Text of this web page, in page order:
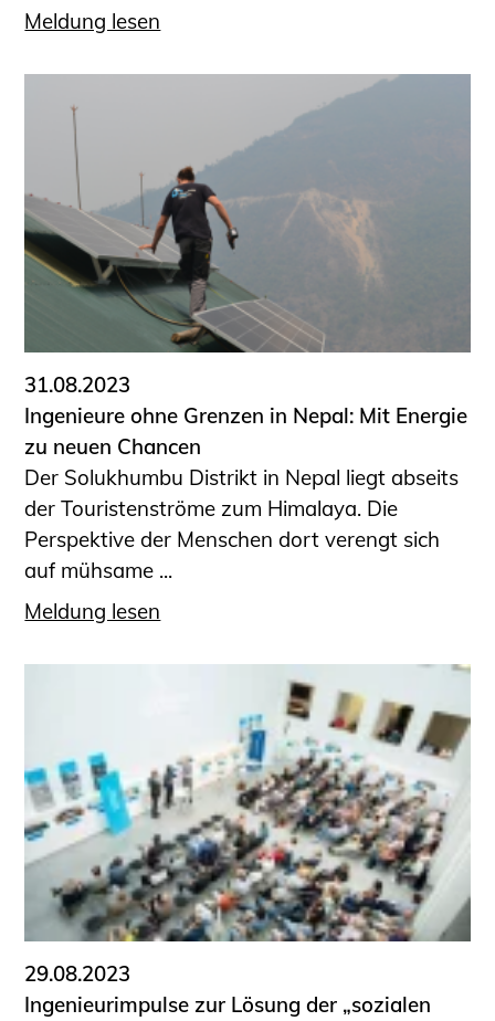
Meldung lesen
31.08.2023
Ingenieure ohne Grenzen in Nepal: Mit Energie
zu neuen Chancen
Der Solukhumbu Distrikt in Nepal liegt abseits
der Touristenströme zum Himalaya. Die
Perspektive der Menschen dort verengt sich
auf mühsame ...
Meldung lesen
29.08.2023
Ingenieurimpulse zur Lösung der „sozialen